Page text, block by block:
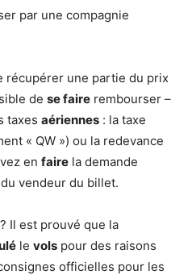
par une compagnie
récupérer une partie du prix
de se faire rembourser –
taxes aériennes : la taxe
« QW ») ou la redevance
en faire la demande
vendeur du billet.
Il est prouvé que la
le vols pour des raisons
officielles pour les